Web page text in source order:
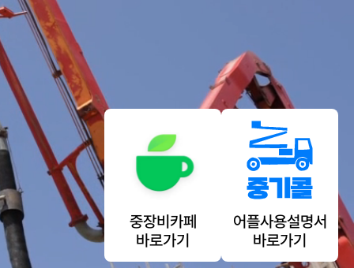
중장비카페
바로가기
어플사용설명서
바로가기